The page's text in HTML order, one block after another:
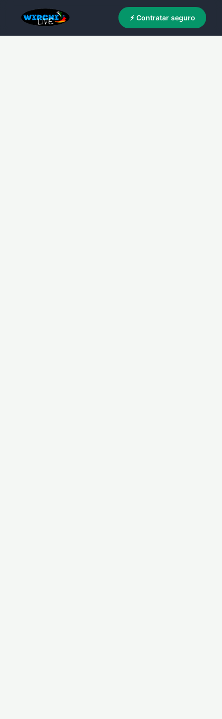
⚡ Contratar seguro